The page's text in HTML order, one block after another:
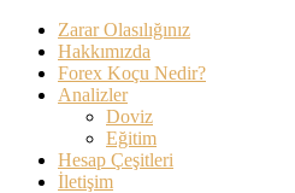
Zarar Olasılığınız
Hakkımızda
Forex Koçu Nedir?
Analizler
Doviz
Eğitim
Hesap Çeşitleri
İletişim